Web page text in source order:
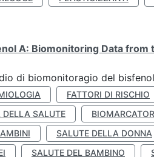
A: Biomonitoring Data from
di biomonitoragio del
FATTORI DI RISCHIO
DELLA SALUTE
SALUTE DELLA DONNA
SALUTE DEL BAMBINO